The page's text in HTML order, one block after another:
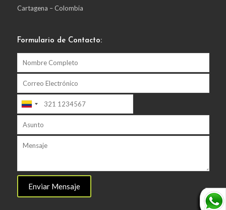
Cartagena – Colombia
Formulario de Contacto: